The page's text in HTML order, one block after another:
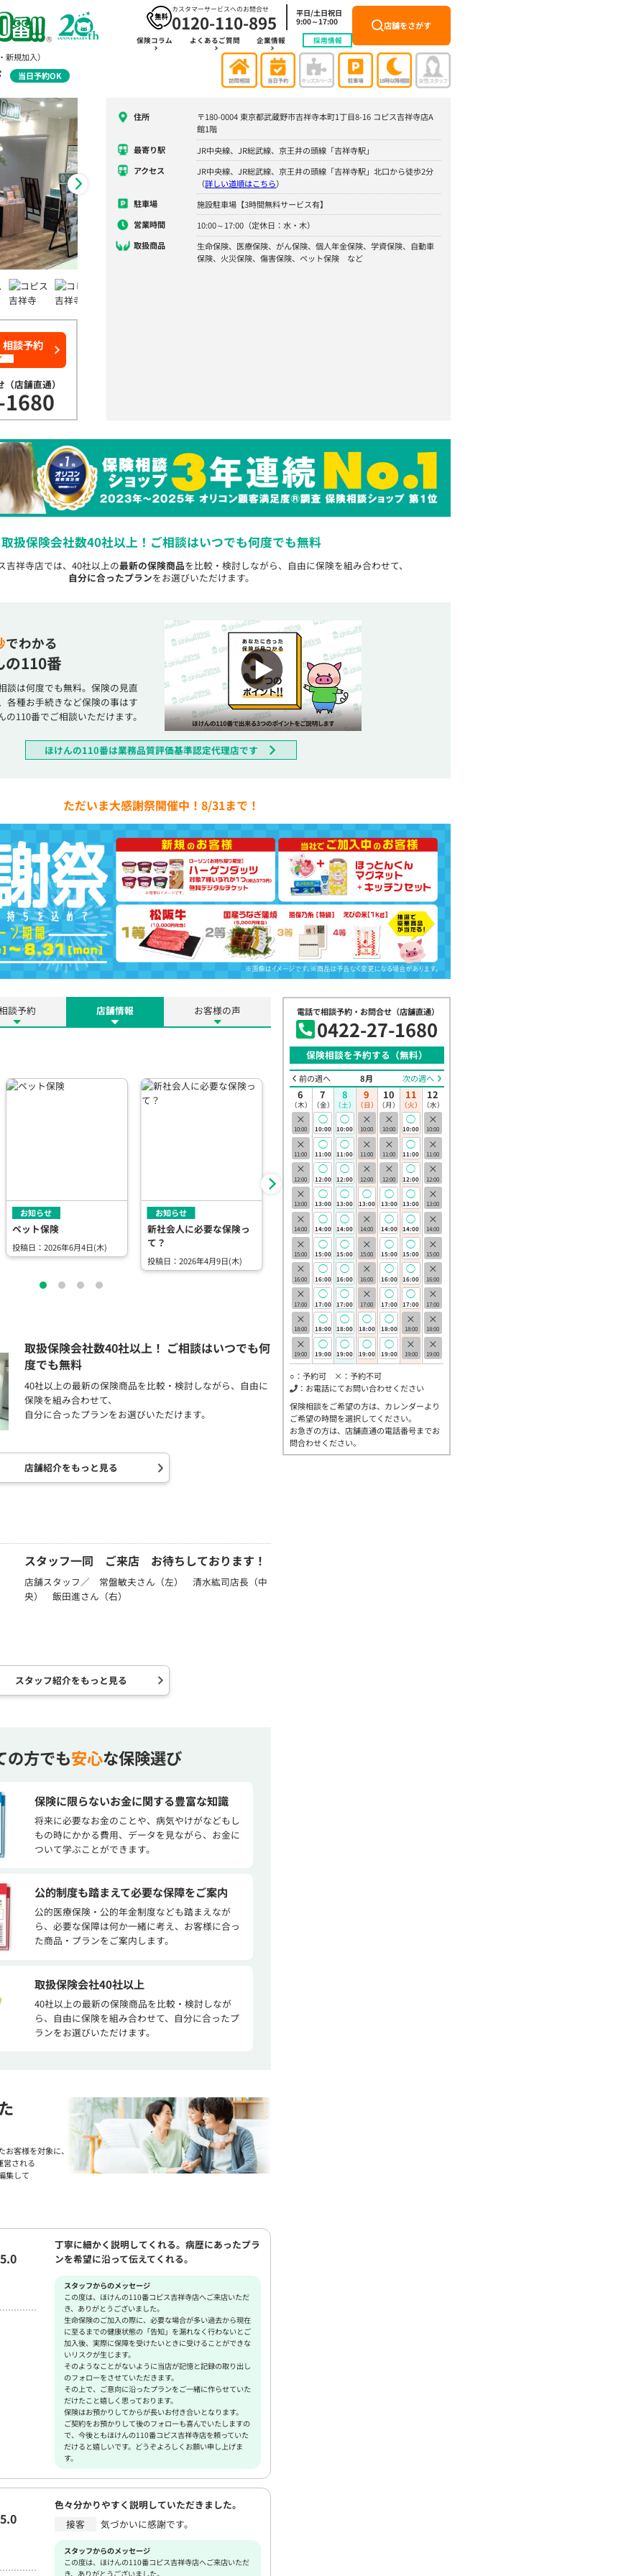
カスタマーサービスへのお問合せ
0120-110-895
平日/土日祝日
9:00～17:00
保険コラム よくあるご質問 企業情報 採用情報
店舗をさがす
規加入）
当日予約OK
店舗直通）
談予約
住所
〒180-0004 東京都武蔵野市吉祥寺本町1丁目8-16 コピス吉祥寺店A
館1階
最寄り駅
JR中央線、JR総武線、京王井の頭線「吉祥寺駅」
アクセス
JR中央線、JR総武線、京王井の頭線「吉祥寺駅」北口から徒歩2分
（詳しい道順はこちら）
駐車場
施設駐車場【3時間無料サービス有】
営業時間
10:00～17:00（定休日：水・木）
取扱商品
生命保険、医療保険、がん保険、個人年金保険、学資保険、自動車
保険、火災保険、傷害保険、ペット保険 など
取扱保険会社数40社以上！ ご相談はいつでも何度でも無料
吉祥寺店では、40社以上の最新の保険商品を比較・検討しながら、自由に保険を組み合わせて、
自分に合ったプランをお選びいただけます。
でわかる
の110番
談は何度でも無料。保険の見直
各種お手続きなど保険の事はす
の110番でご相談いただけます。
ほけんの110番は業務品質評価基準認定代理店です
ただいま大感謝祭開催中！8/31まで！
保険相談を予約する（無料）
前の週へ 8月 次の週へ
6
（木）
×
10:00
×
11:00
×
12:00
×
13:00
×
14:00
×
15:00
×
16:00
×
17:00
×
18:00
×
19:00
7
（金）
◯
10:00
◯
11:00
◯
12:00
◯
13:00
◯
14:00
◯
15:00
◯
16:00
◯
17:00
◯
18:00
◯
19:00
8
（土）
◯
10:00
◯
11:00
◯
12:00
◯
13:00
◯
14:00
◯
15:00
◯
16:00
◯
17:00
◯
18:00
◯
19:00
9
（日）
×
10:00
×
11:00
×
12:00
◯
13:00
×
14:00
×
15:00
×
16:00
×
17:00
◯
18:00
◯
19:00
10
（月）
×
10:00
×
11:00
×
12:00
◯
13:00
◯
14:00
◯
15:00
◯
16:00
◯
17:00
◯
18:00
◯
19:00
11
（火）
◯
10:00
◯
11:00
◯
12:00
◯
13:00
◯
14:00
◯
15:00
◯
16:00
◯
17:00
×
18:00
×
19:00
12
（水）
×
10:00
×
11:00
×
12:00
×
13:00
×
14:00
×
15:00
×
16:00
×
17:00
×
18:00
×
19:00
○：予約可 ×：予約不可
：お電話にてお問い合わせください
保険相談をご希望の方は、カレンダーより
ご希望の時間を選択してください。
お急ぎの方は、店舗直通の電話番号までお
問合わせください。
電話で相談予約・お問合せ（店舗直通）
0422-27-1680
談予約 店舗情報 お客様の声
お知らせ
ペット保険
投稿日：2026年6月4日(木)
お知らせ
新社会人に必要な保険っ
て？
投稿日：2026年4月9日(木)
お知らせ
家族の生活を守る保険
（死亡保険）
投稿日：2026年3月2日(月)
取扱保険会社数40社以上！ ご相談はいつでも何
度でも無料
40社以上の最新の保険商品を比較・検討しながら、自由に
保険を組み合わせて、
自分に合ったプランをお選びいただけます。
店舗紹介をもっと見る
スタッフ一同 ご来店 お待ちしております！
店舗スタッフ／ 常盤敏夫さん（左） 清水紘司店長（中
央） 飯田進さん（右）
スタッフ紹介をもっと見る
の方でも安心な保険選び
保険に限らないお金に関する豊富な知識
将来に必要なお金のことや、病気やけがなどもし
もの時にかかる費用、データを見ながら、お金に
ついて学ぶことができます。
公的制度も踏まえて必要な保障をご案内
公的医療保険・公的年金制度なども踏まえなが
ら、必要な保障は何か一緒に考え、お客様に合っ
た商品・プランをご案内します。
取扱保険会社40社以上
40社以上の最新の保険商品を比較・検討しなが
ら、自由に保険を組み合わせて、自分に合ったプ
ランをお選びいただけます。
客様を対象に、
営される
集して
5.0
丁寧に細かく説明してくれる。病歴にあったプラ
ンを希望に沿って伝えてくれる。
スタッフからのメッセージ
この度は、ほけんの110番コピス吉祥寺店へご来店いただ
き、ありがとうございました。
生命保険のご加入の際に、必要な場合が多い過去から現在
に至るまでの健康状態の「告知」を漏れなく行わないとご
加入後、実際に保障を受けたいときに受けることができな
いリスクが生じます。
そのようなことがないように当店が記憶と記録の取り出し
のフォローをさせていただきます。
その上で、ご意向に沿ったプランをご一緒に作らせていた
だけたこと嬉しく思っております。
保険はお預かりしてからが長いお付き合いとなります。
ご契約をお預かりして後のフォローも喜んでいたしますの
で、今後ともほけんの110番コピス吉祥寺店を頼っていた
だけると嬉しいです。どうぞよろしくお願い申し上げま
す。
5.0
色々分かりやすく説明していただきました。
接客
気づかいに感謝です。
スタッフからのメッセージ
この度は、ほけんの110番コピス吉祥寺店へご来店いただ
き、ありがとうございました。